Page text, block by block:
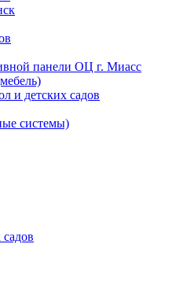
панели ОЦ г. Миасс
и детских садов
системы)